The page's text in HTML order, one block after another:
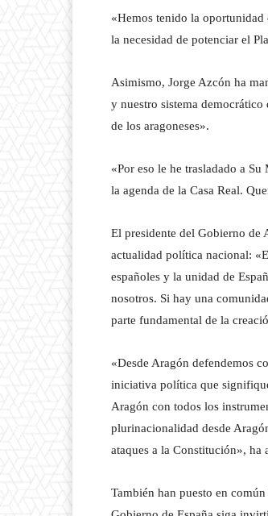
«Hemos tenido la
la necesidad de potenciar el
Asimismo, Jorge Azcón ha
y nuestro sistema
de los aragoneses».
«Por eso le he trasladado a
la agenda de la Casa Real.
El presidente del Gobierno de
actualidad política nacional:
españoles y la unidad de
nosotros. Si hay una
parte fundamental de la
«Desde Aragón defendemos
iniciativa política que
Aragón con todos los
plurinacionalidad desde
ataques a la Constitución», ha
También han puesto en